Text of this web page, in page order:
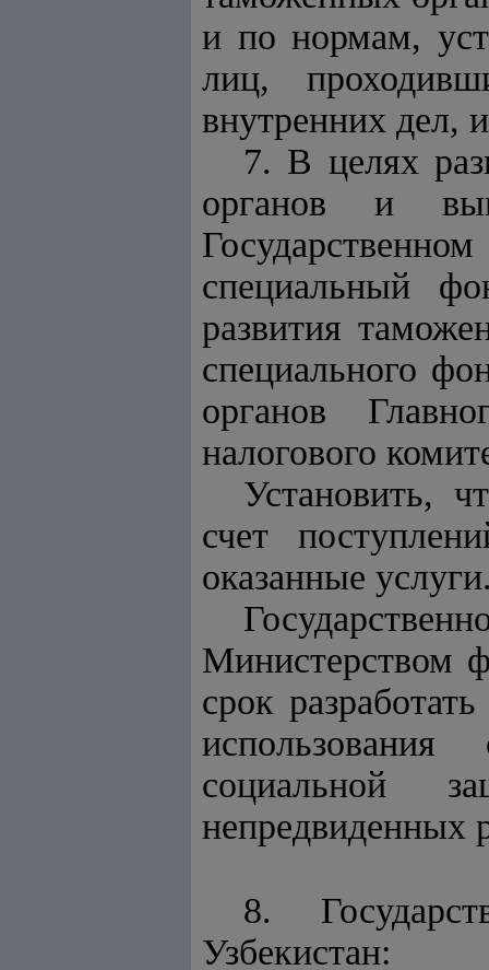
и по нормам,
лиц,
внутренних дел,
7. В целях
органов и
специальный
развития
специального
органов
налогового
Установить,
счет
оказанные
Министерством
срок
социальной
непредвиденных
8.
Узбекистан: